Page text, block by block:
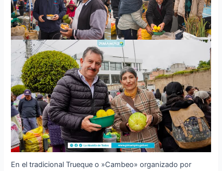
En el tradicional Trueque o »Cambeo» organizado por